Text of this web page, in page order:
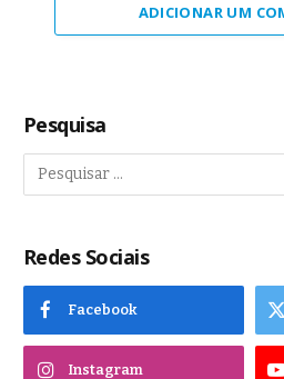
ADICIONAR UM
Pesquisa
Redes Sociais
Facebook
Instagram